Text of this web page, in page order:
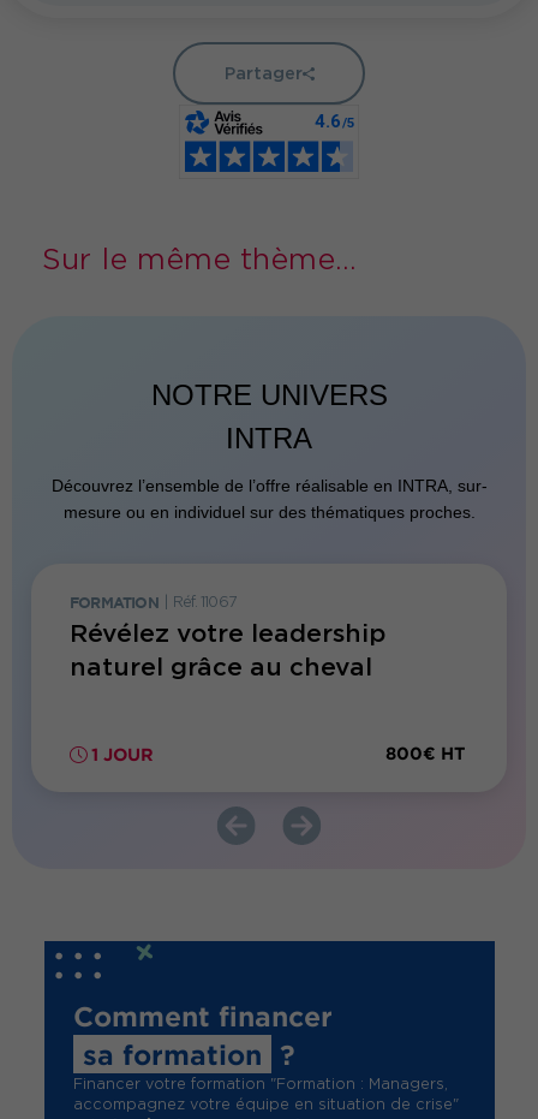
Partager
Sur le même thème...
NOTRE UNIVERS
INTRA
Découvrez l’ensemble de l’offre réalisable en INTRA, sur-
mesure ou en individuel sur des thématiques proches.
FORMATION Réf. 11067
Révélez votre leadership
naturel grâce au cheval
1 JOUR 800€ HT
Comment financer
sa formation
?
Financer votre formation "Formation : Managers,
accompagnez votre équipe en situation de crise"